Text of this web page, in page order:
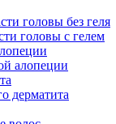
головы без геля
головы с гелем
алопеции
дерматита